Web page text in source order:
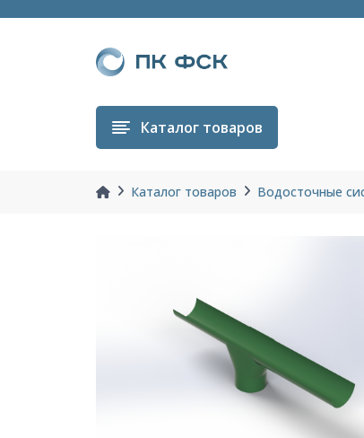
Каталог товаров
Каталог товаров Водосточные